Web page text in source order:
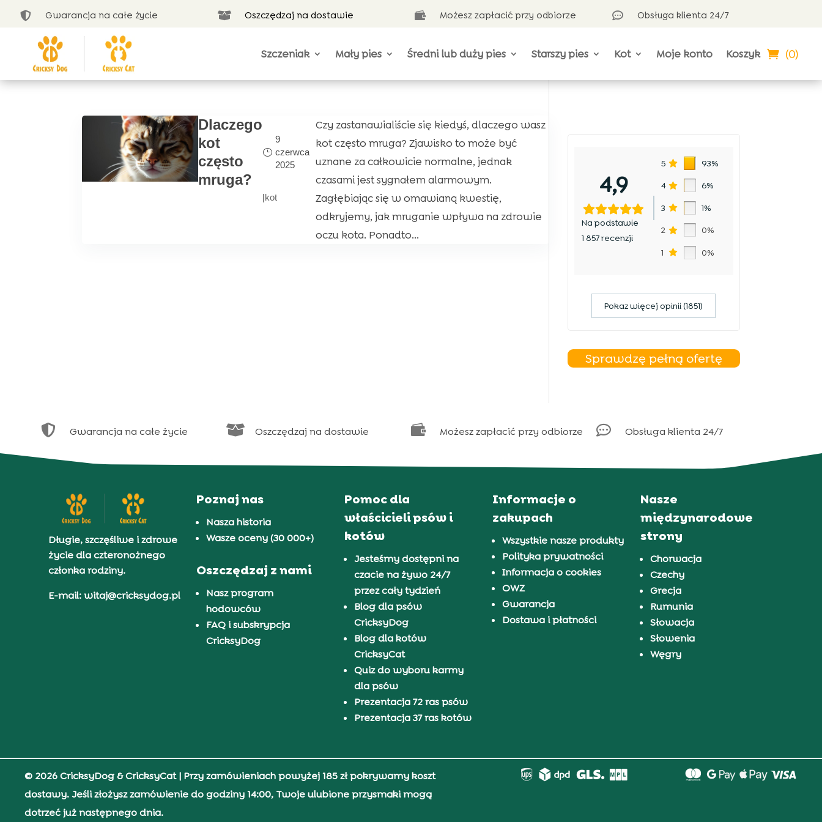
 Gwarancja na całe życie  Oszczędzaj na dostawie  Możesz zapłacić przy odbiorze  Obsługa klienta 24/7
Szczeniak Mały pies Średni lub duży pies Starszy pies Kot Moje konto Koszyk (0)
Dlaczego
kot
często
mruga?
9
czerwca
2025
|kot
Czy zastanawialiście się kiedyś, dlaczego wasz
kot często mruga? Zjawisko to może być
uznane za całkowicie normalne, jednak
czasami jest sygnałem alarmowym.
Zagłębiając się w omawianą kwestię,
odkryjemy, jak mruganie wpływa na zdrowie
oczu kota. Ponadto...
4,9
Na podstawie
1 857 recenzji
5 93%
4 6%
3 1%
2 0%
1 0%
Pokaz więcej opinii (1851)
Sprawdzę pełną ofertę
 Gwarancja na całe życie  Oszczędzaj na dostawie  Możesz zapłacić przy odbiorze  Obsługa klienta 24/7
Długie, szczęśliwe i zdrowe
życie dla czteronożnego
członka rodziny.
E-mail: witaj@cricksydog.pl
Poznaj nas
Nasza historia
Wasze oceny (30 000+)
Oszczędzaj z nami
Nasz program
hodowców
FAQ i subskrypcja
CricksyDog
Pomoc dla
właścicieli psów i
kotów
Jesteśmy dostępni na
czacie na żywo 24/7
przez cały tydzień
Blog dla psów
CricksyDog
Blog dla kotów
CricksyCat
Quiz do wyboru karmy
dla psów
Prezentacja 72 ras psów
Prezentacja 37 ras kotów
Informacje o
zakupach
Wszystkie nasze produkty
Polityka prywatności
Informacja o cookies
OWZ
Gwarancja
Dostawa i płatności
Nasze
międzynarodowe
strony
Chorwacja
Czechy
Grecja
Rumunia
Słowacja
Słowenia
Węgry
© 2026 CricksyDog & CricksyCat| Przy zamówieniach powyżej 185 zł pokrywamy koszt
dostawy. Jeśli złożysz zamówienie do godziny 14:00, Twoje ulubione przysmaki mogą
dotrzeć już następnego dnia.